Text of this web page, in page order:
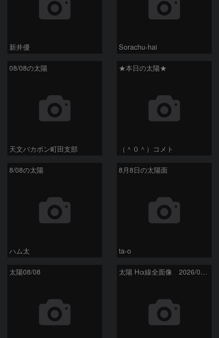
新井優 Sorachu-hai
08/08の太陽
天文バカボン町田支部
★本日の太陽★
（＾０＾）コメト
8/08の太陽
ハム太
8月8日の太陽面
ta-o
太陽08/08 太陽 Hα線全面像 2026/08/08